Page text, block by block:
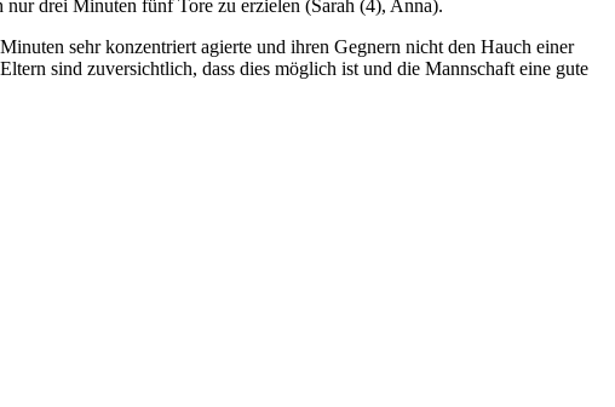
nur drei Minuten fünf Tore zu erzielen (Sarah (4), Anna).
sehr konzentriert agierte und ihren Gegnern nicht den Hauch einer
sind zuversichtlich, dass dies möglich ist und die Mannschaft eine gute